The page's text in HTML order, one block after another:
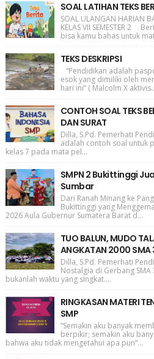
SOAL LATIHAN TEKS
SOAL ULANGAN HARIAN
KELAS VII SEMESTER 2
bisa kamu bahas untuk
TEKS DESKRIPSI
“Pendidikan adalah
esok yang dimiliki oleh
hari ini” ( Malcolm X
CONTOH SOAL TEKS
DAN SURAT
Dilla, S.Pd. Pemerhati
adalah contoh soal untuk
kelas 7 pada mata pel...
SMPN 2 Bukittinggi
Sumbar
Dari Ranah Minang ke
Bukittinggi yang
2026 Aula Gubernur Sumatera Barat d...
TUO BALUN, MUDO
ANGKATAN 2000 SMA
Dilla, S.Pd. Pemerhati
Nostalgia di Gerbang
bukanlah waktu yang singkat....
RINGKASAN MATERI
SMP
“Semakin aku banyak
berpikir; semakin aku
bahwa aku tidak mengetahui apa pun”...